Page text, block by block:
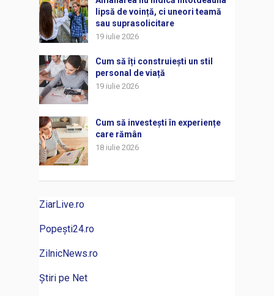
lipsă de voință, ci uneori teamă
sau suprasolicitare
19 iulie 2026
Cum să îți construiești un stil
personal de viață
19 iulie 2026
Cum să investești în experiențe
care rămân
18 iulie 2026
ZiarLive.ro
Popești24.ro
ZilnicNews.ro
Știri pe Net